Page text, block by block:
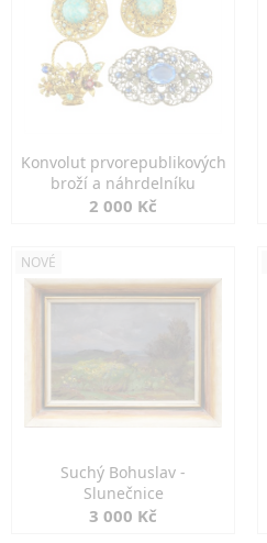
Konvolut prvorepublikových
broží a náhrdelníku
2 000 Kč
NOVÉ
Suchý Bohuslav -
Slunečnice
3 000 Kč